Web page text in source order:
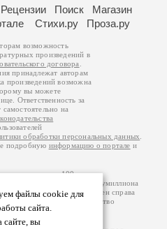
файлы cookie для
сайта.
сайте, вы
Рецензии Поиск
Магазин
Стихи.ру Проза.ру
возможность
произведений в
договора
принадлежат авторам
произведений возможна
вы можете
Ответственность за
на
обработки персональных данных
подробную информацию о портале и
– порядка 100 тысяч
просматривают более полумиллиона
который расположен справа
по две цифры: количество